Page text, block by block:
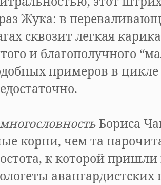
Жука: в
сквозит легкая
и благополучного
примеров в цикле
Бориса
корни, чем та
к которой